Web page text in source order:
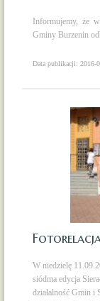
Informujemy, że
Gminy Burzenin
Data publikacji: 2016-
W niedzielę
siódma edycja
działalność Gmin i